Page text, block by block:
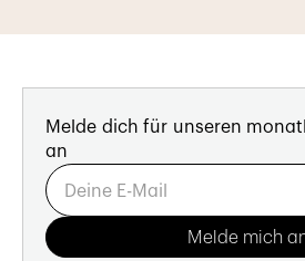
Melde dich für unseren
an